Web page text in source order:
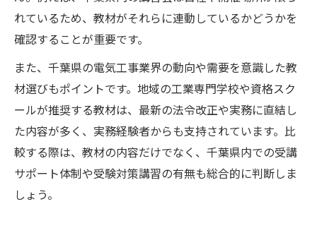
れているため、教材がそれらに連動しているかどうかを
確認することが重要です。
また、千葉県の電気工事業界の動向や需要を意識した教
材選びもポイントです。地域の工業専門学校や資格スク
ールが推奨する教材は、最新の法令改正や実務に直結し
た内容が多く、実務経験者からも支持されています。比
較する際は、教材の内容だけでなく、千葉県内での受講
サポート体制や受験対策講習の有無も総合的に判断しま
しょう。